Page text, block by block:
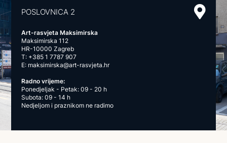
POSLOVNICA 2
Art-rasvjeta Maksimirska
Maksimirska 112
HR-10000 Zagreb
T: +385 1 7787 907
E: maksimirska@art-rasvjeta.hr
Radno vrijeme:
Ponedjeljak - Petak: 09 - 20 h
Subota: 09 - 14 h
Nedjeljom i praznikom ne radimo